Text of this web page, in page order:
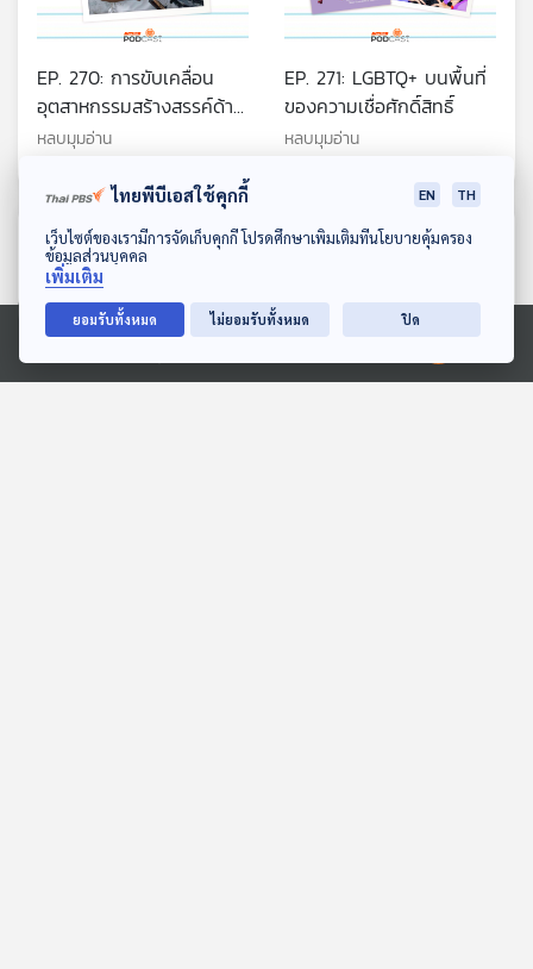
ดาวน์โหลด Thai PBS Podcast Application
Ⓒ 2020 องค์การกระจายเสียงและแพร่ภาพสาธารณะแห่งประเทศไทย
EP. 270: การขับเคลื่อน
อุตสาหกรรมสร้างสรรค์ด้าน
หนังสือของไทย
หลบมุมอ่าน
EP. 271: LGBTQ+ บนพื้นที่
ของความเชื่อศักดิ์สิทธิ์
หลบมุมอ่าน
ตอนที่เกี่ยวข้อง
ไทยพีบีเอสใช้คุกกี้ EN TH
เว็บไซต์ของเรามีการจัดเก็บคุกกี้ โปรดศึกษาเพิ่มเติมที่นโยบายคุ้มครอง
ข้อมูลส่วนบุคคล
เพิ่มเติม
ยอมรับทั้งหมด ไม่ยอมรับทั้งหมด ปิด